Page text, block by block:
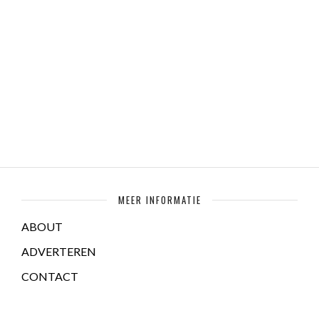
MEER INFORMATIE
ABOUT
ADVERTEREN
CONTACT